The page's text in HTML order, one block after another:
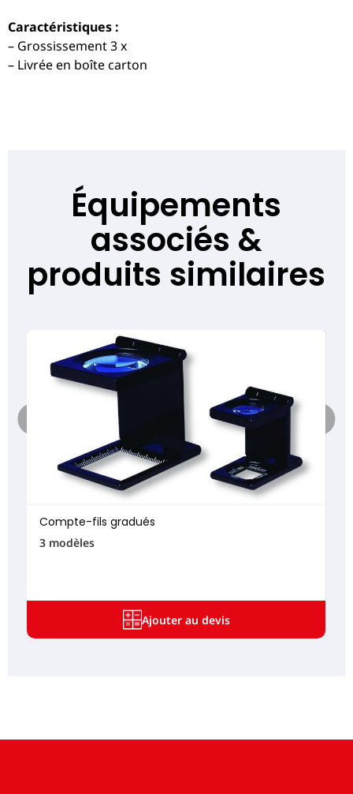
Caractéristiques :
– Grossissement 3 x
– Livrée en boîte carton
Équipements
associés &
produits similaires
Compte-fils gradués
3 modèles
Ajouter au devis